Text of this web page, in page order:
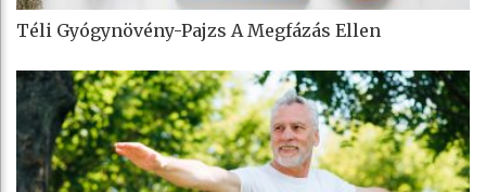
Téli Gyógynövény-Pajzs A Megfázás Ellen